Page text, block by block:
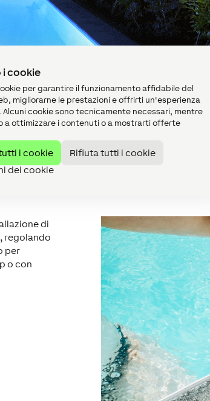
i cookie
per garantire il funzionamento affidabile del
migliorarne le prestazioni e offrirti un'esperienza
cookie sono tecnicamente necessari, mentre
a ottimizzare i contenuti o a mostrarti offerte
i cookie
Rifiuta tutti i cookie
dei cookie
del pH
un deterioramento più rapido delle
consentirà di agire in tempo ed evitare
di
regolando
per
o con